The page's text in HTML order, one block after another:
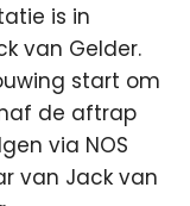
is in
van Gelder.
start om
de aftrap
via NOS
van Jack van